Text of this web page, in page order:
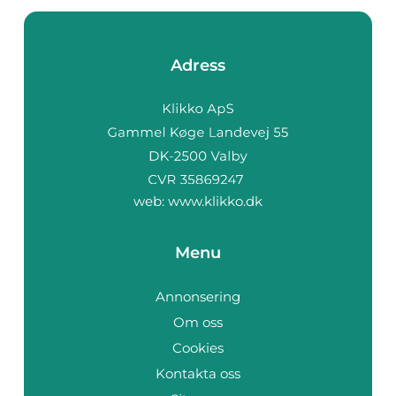
Adress
web: www.klikko.dk
Menu
Annonsering
Om oss
Cookies
Kontakta oss